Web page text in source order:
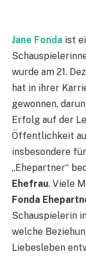
Jane Fonda ist
wurde am 21.
hat in ihrer
gewonnen,
Erfolg auf der
Öffentlichkeit
insbesondere
„Ehepartner“
Ehefrau. Viele
Fonda
Schauspielerin
welche
Liebesleben